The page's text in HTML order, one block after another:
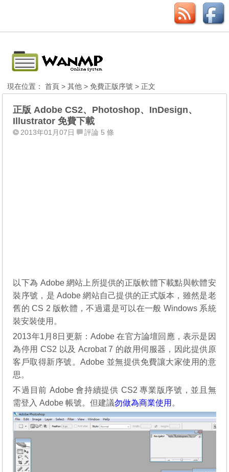
現在位置：首頁 >其他 >免費正版序號 > 正文
正版 Adobe CS2、Photoshop、InDesign、
Illustrator 免費下載
2013年01月07日 評論 5 條
以下為 Adobe 網站上所提供的正版軟體下載點與軟體安
裝序號，是 Adobe 網站自己提供的正式版本，雖然是老
舊的 CS 2 版軟體，不過還是可以在一般 Windows 系統
裝安裝使用。
2013年1月8日更新：Adobe 在官方論壇回應，表示是因
為停用 CS2 以及 Acrobat 7 的啟用伺服器，因此提供原
客戶取得新序號。Adobe 並無提供免費讓大家使用的意
思。
不過目前 Adobe 會持續提供 CS2 專業版序號，並且無
需登入 Adobe 帳號。但建議勿做為商業使用 。